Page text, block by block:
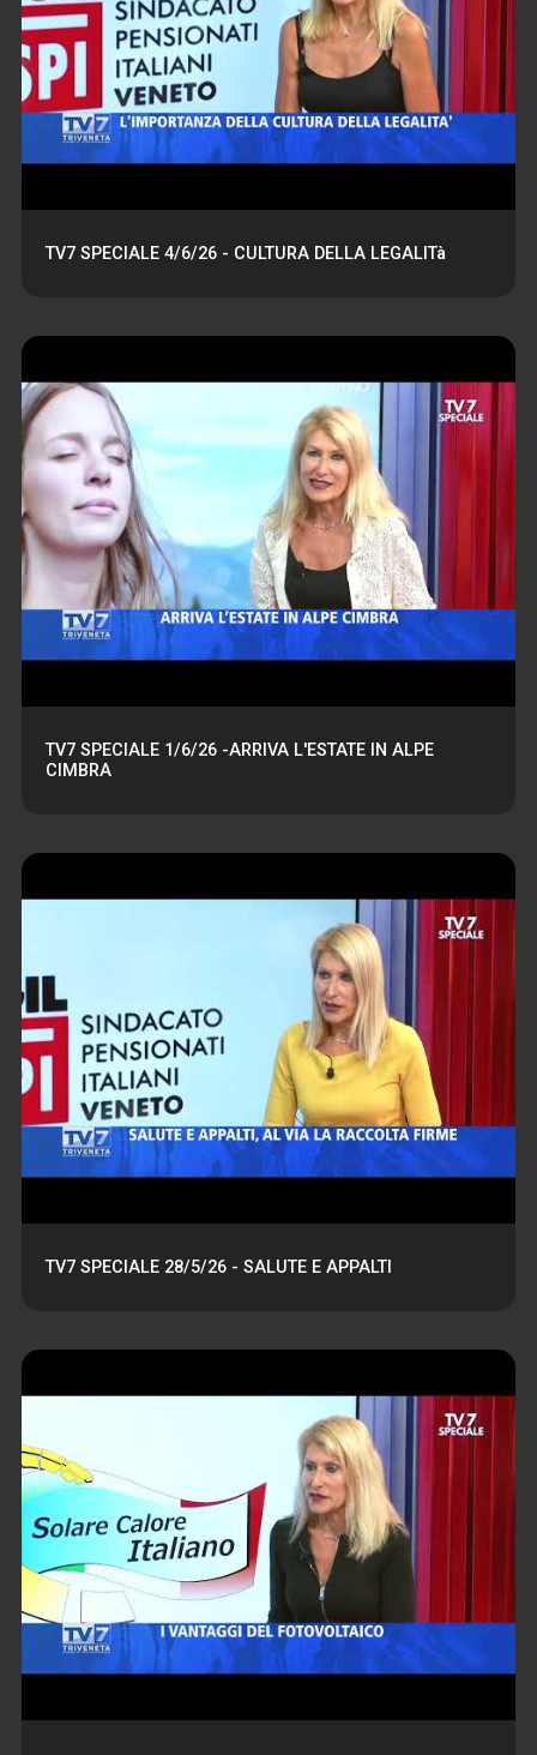
TV7 SPECIALE 4/6/26 - CULTURA DELLA LEGALITà
TV7 SPECIALE 1/6/26 -ARRIVA L'ESTATE IN ALPE
CIMBRA
TV7 SPECIALE 28/5/26 - SALUTE E APPALTI